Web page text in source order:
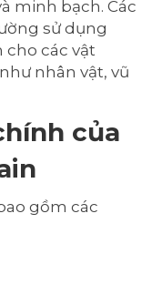
minh bạch. Các
sử dụng
cho các vật
nhân vật, vũ
của
gồm các